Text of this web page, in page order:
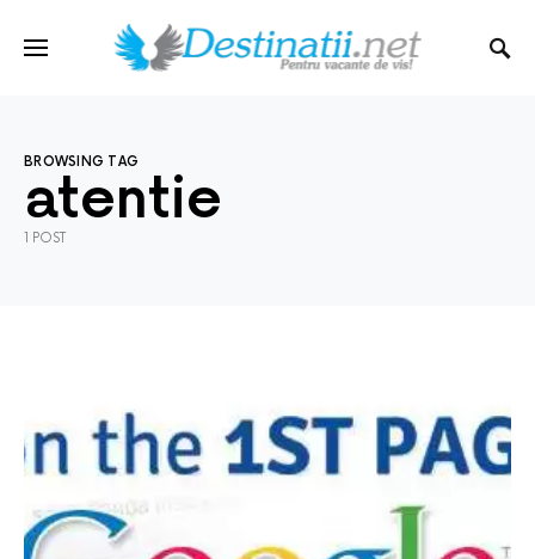
BROWSING TAG
atentie
1 POST